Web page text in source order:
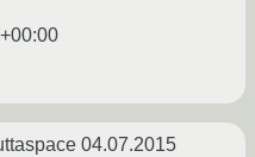
04.07.2015